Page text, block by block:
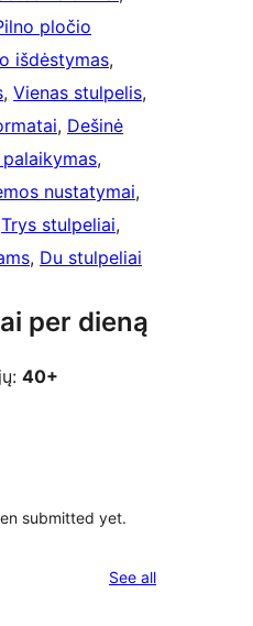
pločio
išdėstymas
, Vienas stulpelis
, Dešinė
palaikymas
nustatymai
Trys stulpeliai
, Du stulpeliai
per dieną
40+
submitted yet.
See allreviews